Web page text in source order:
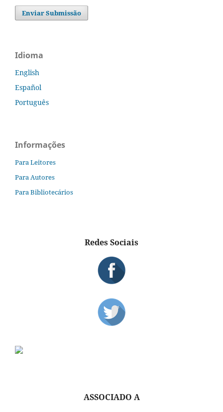
Enviar Submissão
Idioma
English
Español
Português
Informações
Para Leitores
Para Autores
Para Bibliotecários
Redes Sociais
ASSOCIADO A